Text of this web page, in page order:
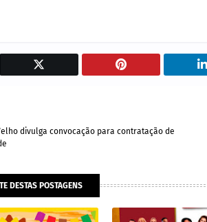
divulga convocação para contratação de
DESTAS POSTAGENS